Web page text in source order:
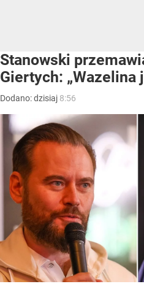
Stanowski
Giertych: „Wazelina
Dodano:dzisiaj 8:56